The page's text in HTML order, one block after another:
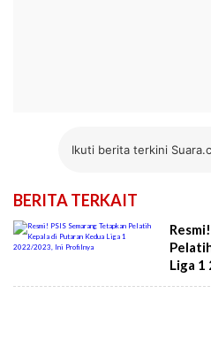
Ikuti berita terkini
BERITA TERKAIT
Liga 1